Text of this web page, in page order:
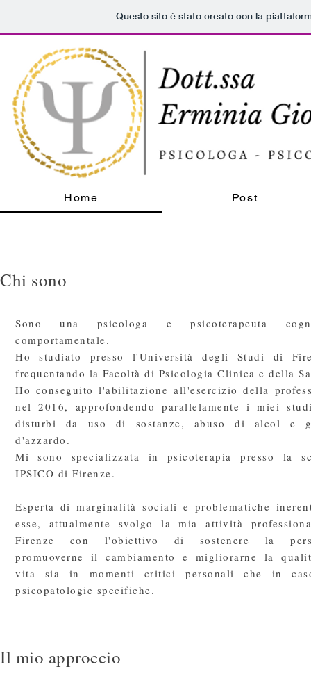
Questo sito è stato creato con la
Home Post
Chi sono
Sono una psicologa e psicoterapeuta
comportamentale.
Ho studiato presso l'Università degli Studi di
frequentando la Facoltà di Psicologia Clinica e della
Ho conseguito l'abilitazione all'esercizio della
nel 2016, approfondendo parallelamente i miei
disturbi da uso di sostanze, abuso di alcol e
d'azzardo.
Mi sono specializzata in psicoterapia presso la
IPSICO di Firenze.
Esperta di marginalità sociali e problematiche
esse, attualmente svolgo la mia attività
Firenze con l'obiettivo di sostenere la
promuoverne il cambiamento e migliorarne la
vita sia in momenti critici personali che in
psicopatologie specifiche.
Il mio approccio